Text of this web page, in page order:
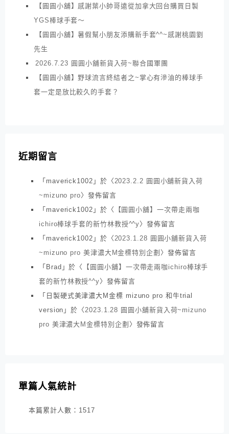
【圓圓小舖】感謝葉小帥哥遠從加拿大回台購買日製
YGS棒球手套～
【圓圓小舖】暑假幫小朋友添購新手套^^~感謝桃園劉
先生
2026.7.23 圓圓小舖新貨入荷~聯合國軍團
【圓圓小舖】野球流言終結者之~掌心有滲油的棒球手
套一定是放比較久的手套？
近期留言
「 maverick1002 」於〈2023.2.2 圓圓小舖新貨入荷
~mizuno pro〉發佈留言
「 maverick1002 」於〈
【圓圓小舖】一次帶走兩咖
ichiro棒球手套的新竹林教授^^y〉發佈留言
「 maverick1002 」於〈2023.1.28 圓圓小舖新貨入荷
~mizuno pro 美津濃大M金標特別企劃 〉發佈留言
「 Brad 」於〈
【圓圓小舖】一次帶走兩咖ichiro棒球手
套的新竹林教授^^y〉發佈留言
「 日製硬式美津濃大M金標 mizuno pro 和牛trial
version 」於〈2023.1.28 圓圓小舖新貨入荷~mizuno
pro 美津濃大M金標特別企劃 〉發佈留言
單篇人氣統計
本篇累計人數： 1517